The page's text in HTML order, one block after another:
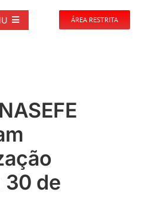
ÁREA RESTRITA
30 de